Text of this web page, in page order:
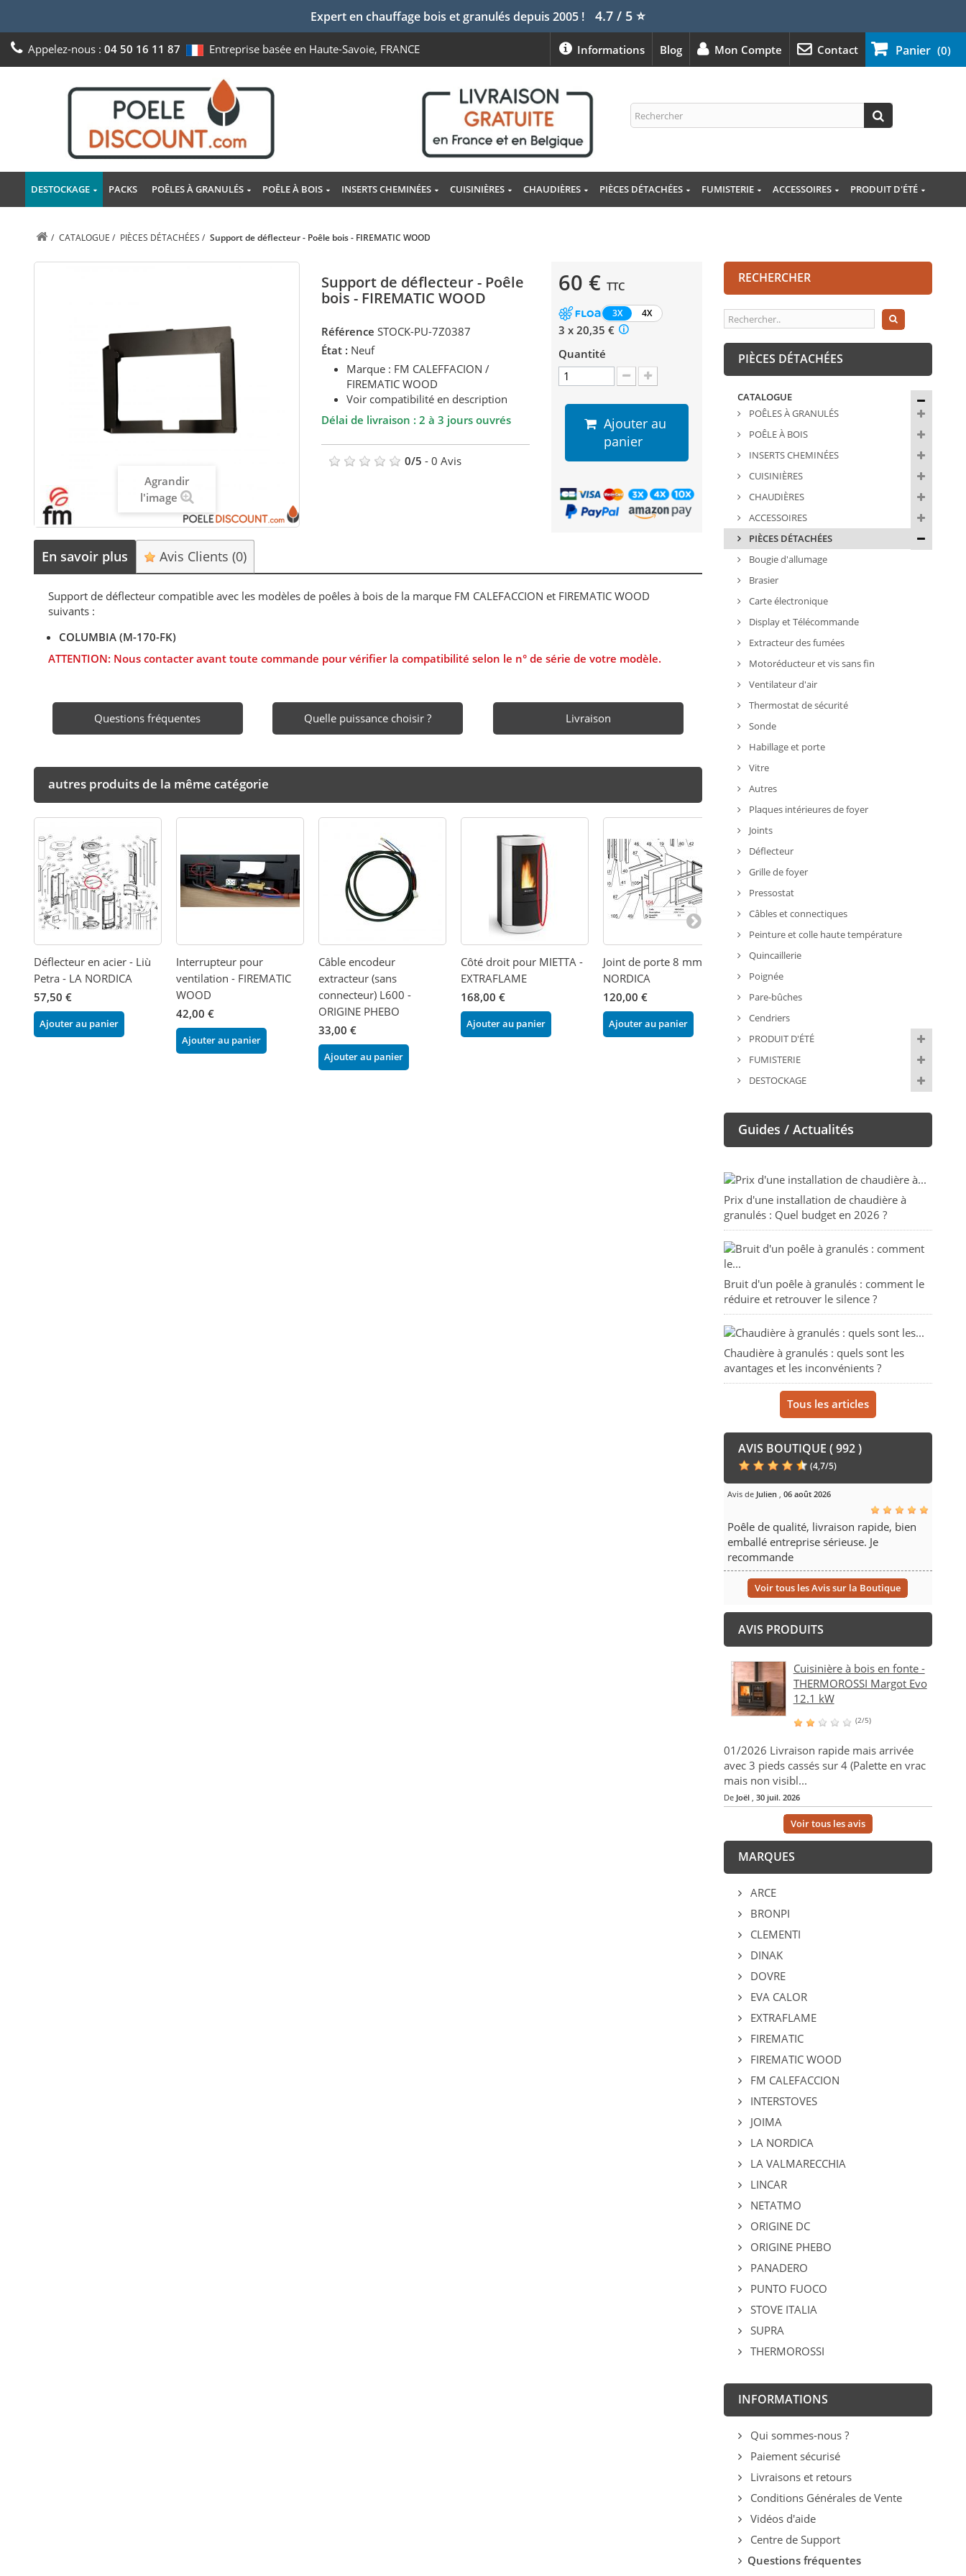
Expert en chauffage bois et granulés depuis 2005 ! 4.7 / 5⭐
Panier (0)
Appelez-nous : 04 50 16 11 87 Entreprise basée en Haute-Savoie, FRANCE Contact
Mon Compte
Blog
Informations
DESTOCKAGE PACKS POÊLES À GRANULÉS POÊLE À BOIS INSERTS CHEMINÉES CUISINIÈRES CHAUDIÈRES PIÈCES DÉTACHÉES FUMISTERIE ACCESSOIRES PRODUIT D'ÉTÉ
/ CATALOGUE / PIÈCES DÉTACHÉES / Support de déflecteur - Poêle bois - FIREMATIC WOOD
Agrandir
l'image
Support de déflecteur - Poêle
bois - FIREMATIC WOOD
Référence STOCK-PU-7Z0387
État : Neuf
Marque : FM CALEFFACION /
FIREMATIC WOOD
Voir compatibilité en description
Délai de livraison : 2 à 3 jours ouvrés
0/5 - 0 Avis
60 € TTC
3X 4X
3 x 20,35 €
Quantité
Ajouter au
panier
En savoir plus Avis Clients(0)
Support de déflecteur compatible avec les modèles de poêles à bois de la marque FM CALEFACCION et FIREMATIC WOOD
suivants :
COLUMBIA (M-170-FK)
ATTENTION: Nous contacter avant toute commande pour vérifier la compatibilité selon le n° de série de votre modèle.
Questions fréquentes Quelle puissance choisir ? Livraison
autres produits de la même catégorie
Déflecteur en acier - Liù
Petra - LA NORDICA
57,50 €
Ajouter au panier
Interrupteur pour
ventilation - FIREMATIC
WOOD
42,00 €
Ajouter au panier
Câble encodeur
extracteur (sans
connecteur) L600 -
ORIGINE PHEBO
33,00 €
Ajouter au panier
Côté droit pour MIETTA -
EXTRAFLAME
168,00 €
Ajouter au panier
Joint de porte 8 mm - LA
NORDICA
120,00 €
Ajouter au panier
Câble encodeur (sans
connecteur) L1100 -
ORIGINE PHEBO
33,00 €
Ajouter au panier
RECHERCHER
PIÈCES DÉTACHÉES
CATALOGUE
POÊLES À GRANULÉS
POÊLE À BOIS
INSERTS CHEMINÉES
CUISINIÈRES
CHAUDIÈRES
ACCESSOIRES
PIÈCES DÉTACHÉES
Bougie d'allumage
Brasier
Carte électronique
Display et Télécommande
Extracteur des fumées
Motoréducteur et vis sans fin
Ventilateur d'air
Thermostat de sécurité
Sonde
Habillage et porte
Vitre
Autres
Plaques intérieures de foyer
Joints
Déflecteur
Grille de foyer
Pressostat
Câbles et connectiques
Peinture et colle haute température
Quincaillerie
Poignée
Pare-bûches
Cendriers
PRODUIT D'ÉTÉ
FUMISTERIE
DESTOCKAGE
Guides / Actualités
Prix d'une installation de chaudière à
granulés : Quel budget en 2026 ?
Bruit d'un poêle à granulés : comment le
réduire et retrouver le silence ?
Chaudière à granulés : quels sont les
avantages et les inconvénients ?
Tous les articles
AVIS BOUTIQUE ( 992 )
(4,7/5)
Avis de Julien, 06 août 2026
Poêle de qualité, livraison rapide, bien
emballé entreprise sérieuse. Je
recommande
Voir tous les Avis sur la Boutique
AVIS PRODUITS
Cuisinière à bois en fonte -
THERMOROSSI Margot Evo
12.1 kW
(2/5)
01/2026 Livraison rapide mais arrivée
avec 3 pieds cassés sur 4 (Palette en vrac
mais non visibl...
De Joël, 30 juil. 2026
Voir tous les avis
MARQUES
ARCE
BRONPI
CLEMENTI
DINAK
DOVRE
EVA CALOR
EXTRAFLAME
FIREMATIC
FIREMATIC WOOD
FM CALEFACCION
INTERSTOVES
JOIMA
LA NORDICA
LA VALMARECCHIA
LINCAR
NETATMO
ORIGINE DC
ORIGINE PHEBO
PANADERO
PUNTO FUOCO
STOVE ITALIA
SUPRA
THERMOROSSI
INFORMATIONS
Qui sommes-nous ?
Paiement sécurisé
Livraisons et retours
Conditions Générales de Vente
Vidéos d'aide
Centre de Support
Questions fréquentes